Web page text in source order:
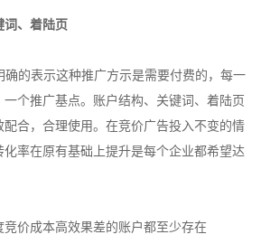
词、着陆页
确的表示这种推广方示是需要付费的，每一
个推广基点。账户结构、关键词、着陆页
合，合理使用。在竞价广告投入不变的情
率在原有基础上提升是每个企业都希望达
价成本高效果差的账户都至少存在